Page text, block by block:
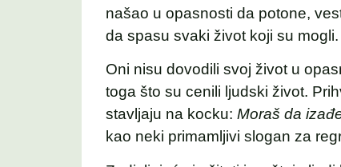
našao u opasnosti da potone,
da spasu svaki život koji su mogli.
Oni nisu dovodili svoj život u
toga što su cenili ljudski život.
stavljaju na kocku: Moraš da
kao neki primamljivi slogan za